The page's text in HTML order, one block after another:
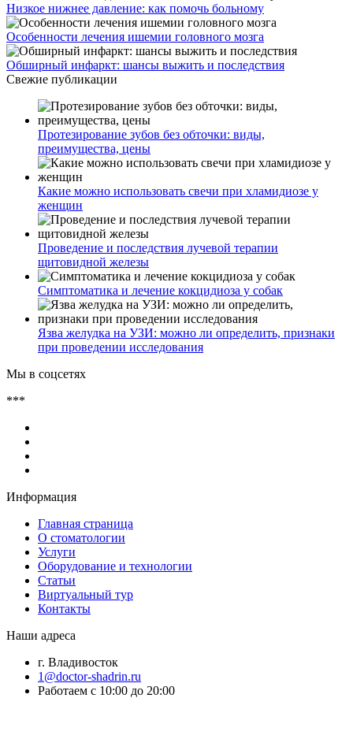
Низкое нижнее давление: как помочь больному
Особенности лечения ишемии головного мозга
Обширный инфаркт: шансы выжить и последствия
Свежие публикации
Протезирование зубов без обточки: виды,
преимущества, цены
Какие можно использовать свечи при хламидиозе у
женщин
Проведение и последствия лучевой терапии
щитовидной железы
Симптоматика и лечение кокцидиоза у собак
Язва желудка на УЗИ: можно ли определить, признаки
при проведении исследования
Мы в соцсетях
***
Информация
Главная страница
О стоматологии
Услуги
Оборудование и технологии
Статьи
Виртуальный тур
Контакты
Наши адреса
г. Владивосток
1@doctor-shadrin.ru
Работаем с 10:00 до 20:00